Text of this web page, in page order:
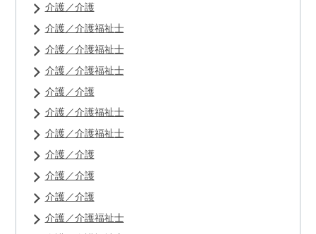
介護／介護
介護／介護福祉士
介護／介護福祉士
介護／介護福祉士
介護／介護
介護／介護福祉士
介護／介護福祉士
介護／介護
介護／介護
介護／介護
介護／介護福祉士